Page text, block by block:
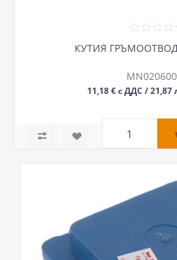
КУТИЯ
11,18 € с ДДС / 21,87